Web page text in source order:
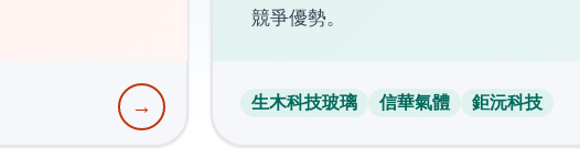
→
競爭優勢。
生木科技玻璃 信華氣體 鉅沅科技